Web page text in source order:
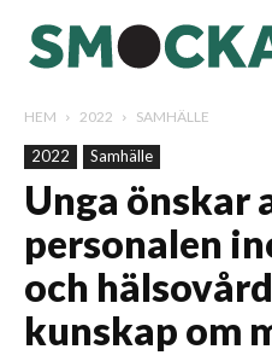
HEM 2022 SAMHÄLLE
2022 Samhälle
Unga önskar
personalen
och
kunskap om